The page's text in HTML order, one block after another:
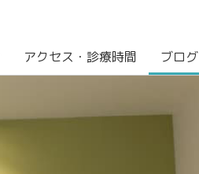
アクセス・診療時間 ブログ